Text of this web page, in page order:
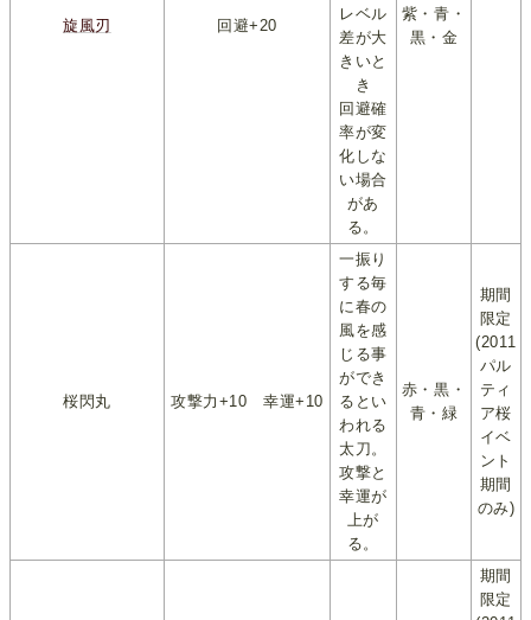
旋風刃 回避+20
レベル
差が大
きいと
き
回避確
率が変
化しな
い場合
があ
る。
紫・青・
黒・金
桜閃丸 攻撃力+10 幸運+10
一振り
する毎
に春の
風を感
じる事
ができ
るとい
われる
太刀。
攻撃と
幸運が
上が
る。
赤・黒・
青・緑
期間
限定
(2011
パル
ティ
ア桜
イベ
ント
期間
のみ)
期間
限定